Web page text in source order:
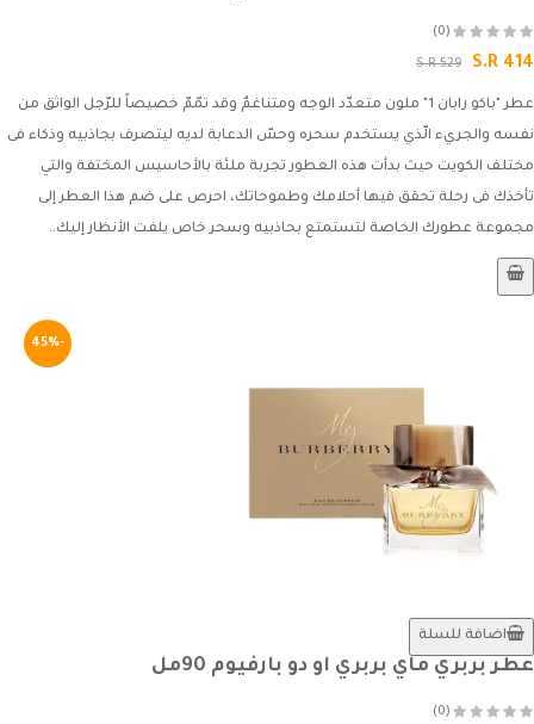
(0)
S.R 414
S.R 529
عطر "باكو رابان 1" ملون متعدّد الوجه ومتناغمٌ وقد تمّمّ خصيصاً للرّجل الواثق من
نفسه والجريء الّذي يستخدم سحره وحسّ الدعابة لديه ليتصرف بجاذبيه وذكاء فى
مختلف الكويت حيث بدأت هذه العطور تجربة ملئة بالأحاسيس المختفة والتي
تأخذك فى رحلة تحقق فيها أحلامك وطموحاتك، احرص على ضم هذا العطر إلى
مجموعة عطورك الخاصة لتستمتع بحاذبيه وسحر خاص يلفت الأنظار إليك..
-45%
اضافة للسلة
عطر بربري ماي بربري او دو بارفيوم 90مل
(0)